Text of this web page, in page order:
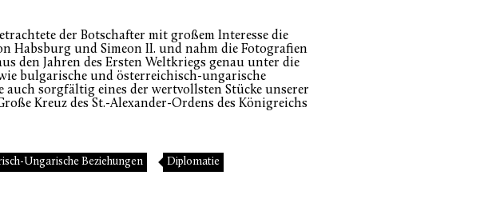
der Botschafter mit großem Interesse die
Habsburg und Simeon II. und nahm die Fotografien
den Jahren des Ersten Weltkriegs genau unter die
bulgarische und österreichisch-ungarische
sorgfältig eines der wertvollsten Stücke unserer
Kreuz des St.-Alexander-Ordens des Königreichs
Ungarische Beziehungen Diplomatie